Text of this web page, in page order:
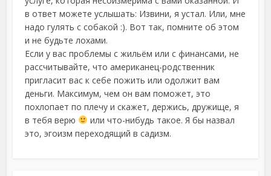
в ответ можете услышать: Извини, я устал. Или, мне
надо гулять с собакой :). Вот так, помните об этом
и не будьте лохами.
Если у вас проблемы с жильём или с финансами, не
рассчитывайте, что американец-родственник
пригласит вас к себе пожить или одолжит вам
деньги. Максимум, чем он вам поможет, это
похлопает по плечу и скажет, держись, дружище, я
в тебя верю
или что-нибудь такое. Я бы назвал
это, эгоизм переходящий в садизм.